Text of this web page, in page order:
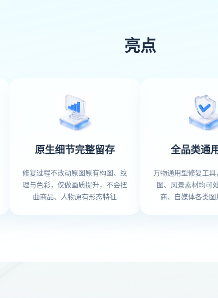
亮点
原生细节完整留存
修复过程不改动原图原有构图、纹
理与色彩，仅做画质提升，不会扭
曲商品、人物原有形态特征
全品类通
万物通用型修复工
图、风景素材均可
商、自媒体各类